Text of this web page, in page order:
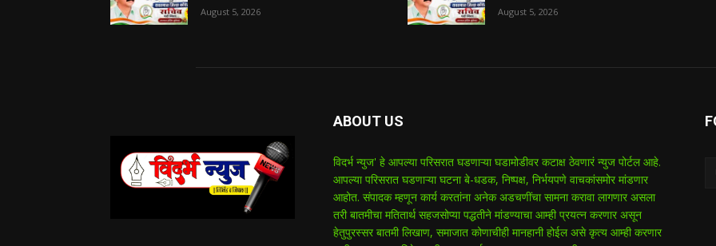
August 5, 2026 August 5, 2026
ABOUT US
विदर्भ न्युज' हे आपल्या परिसरात घडणाऱ्या घडामोडीवर कटाक्ष ठेवणारं न्युज पोर्टल आहे.
आपल्या परिसरात घडणाऱ्या घटना बे-धडक, निष्पक्ष, निर्भयपणे वाचकांसमोर मांडणार
आहोत. संपादक म्हणून कार्य करतांना अनेक अडचणींचा सामना करावा लागणार असला
तरी बातमीचा मतितार्थ सहजसोप्या पद्धतीने मांडण्याचा आम्ही प्रयत्न करणार असून
हेतुपुरस्सर बातमी लिखाण, समाजात कोणाचीही मानहानी होईल असे कृत्य आम्ही करणार